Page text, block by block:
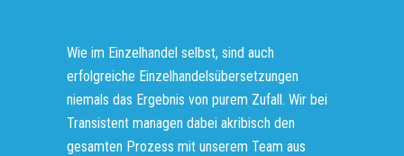
Wie im Einzelhandel selbst, sind auch
erfolgreiche Einzelhandelsübersetzungen
niemals das Ergebnis von purem Zufall. Wir bei
Transistent managen dabei akribisch den
gesamten Prozess mit unserem Team aus